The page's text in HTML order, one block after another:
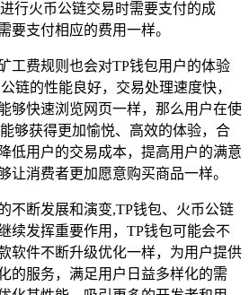
行火币公链交易时需要支付的成
要支付相应的费用一样。
工费规则也会对TP钱包用户的体验
链的性能良好，交易处理速度快，
够快速浏览网页一样，那么用户在使
够获得更加愉悦、高效的体验，合
低用户的交易成本，提高用户的满意
让消费者更加愿意购买商品一样。
不断发展和演变,TP钱包、火币公链
续发挥重要作用，TP钱包可能会不
软件不断升级优化一样，为用户提供
的服务，满足用户日益多样化的需